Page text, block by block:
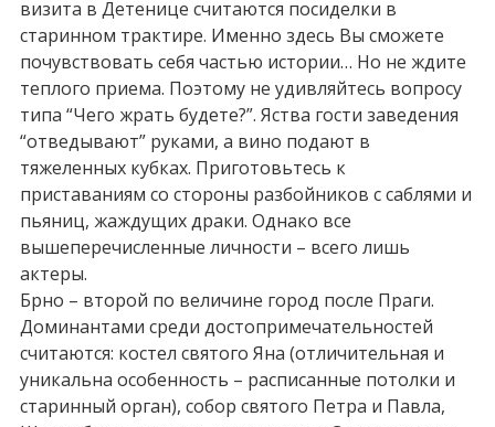
визита в Детенице считаются посиделки в
старинном трактире. Именно здесь Вы сможете
почувствовать себя частью истории… Но не ждите
теплого приема. Поэтому не удивляйтесь вопросу
типа “Чего жрать будете?”. Яства гости заведения
“отведывают” руками, а вино подают в
тяжеленных кубках. Приготовьтесь к
приставаниям со стороны разбойников с саблями и
пьяниц, жаждущих драки. Однако все
вышеперечисленные личности – всего лишь
актеры.
Брно – второй по величине город после Праги.
Доминантами среди достопримечательностей
считаются: костел святого Яна (отличительная и
уникальна особенность – расписанные потолки и
старинный орган), собор святого Петра и Павла,